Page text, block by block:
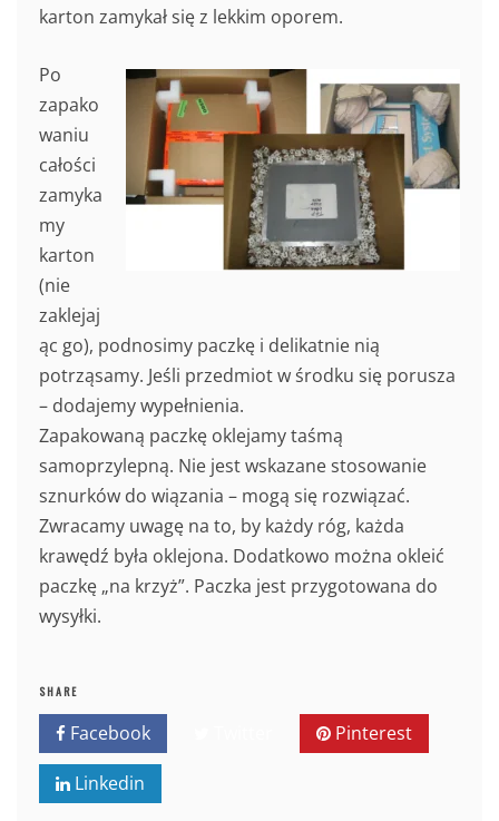
karton zamykał się z lekkim oporem.
Po
zapako
waniu
całości
zamyka
my
karton
(nie
zaklejaj
ąc go), podnosimy paczkę i delikatnie nią
potrząsamy. Jeśli przedmiot w środku się porusza
– dodajemy wypełnienia.
Zapakowaną paczkę oklejamy taśmą
samoprzylepną. Nie jest wskazane stosowanie
sznurków do wiązania – mogą się rozwiązać.
Zwracamy uwagę na to, by każdy róg, każda
krawędź była oklejona. Dodatkowo można okleić
paczkę „na krzyż”. Paczka jest przygotowana do
wysyłki.
SHARE
Facebook Pinterest
Linkedin